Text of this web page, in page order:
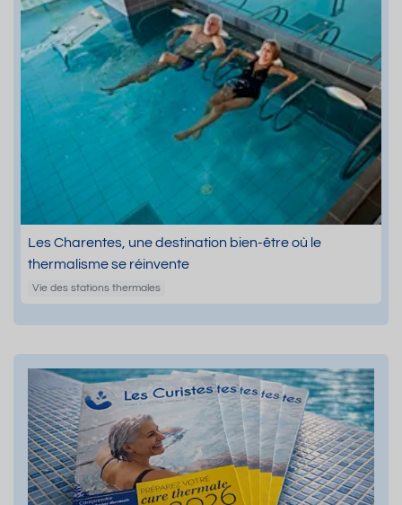
Les Charentes, une destination bien-être où le
thermalisme se réinvente
Vie des stations thermales